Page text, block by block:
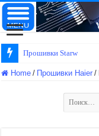
Прошивки Starwind
Home / Прошивки Haier /
Найти: